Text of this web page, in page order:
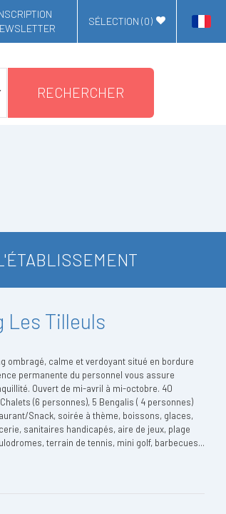
SÉLECTION (0)
RECHERCHER
Les Tilleuls
ombragé, calme et verdoyant situé en bordure
permanente du personnel vous assure
Ouvert de mi-avril à mi-octobre. 40
(6 personnes), 5 Bengalis ( 4 personnes)
Snack, soirée à thème, boissons, glaces,
sanitaires handicapés, aire de jeux, plage
terrain de tennis, mini golf, barbecues...